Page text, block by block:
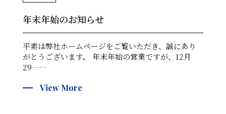
年末年始のお知らせ
平素は弊社ホームページをご覧いただき、誠にあり
がとうございます。 年末年始の営業ですが、12月
29……
View More